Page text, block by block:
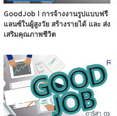
GoodJob l การจ้างงานรูปแบบฟรี
แลนซ์ในผู้สูงวัย สร้างรายได้ และ ส่ง
เสริมคุณภาพชีวิต